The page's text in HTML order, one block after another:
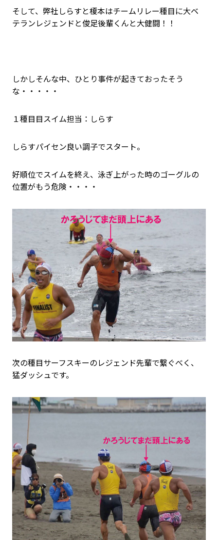
そして、弊社しらすと榎本はチームリレー種目に大ベ
テランレジェンドと俊足後輩くんと大健闘！！
しかしそんな中、ひとり事件が起きておったそう
な・・・・・
１種目目スイム担当：しらす
しらすパイセン良い調子でスタート。
好順位でスイムを終え、泳ぎ上がった時のゴーグルの
位置がもう危険・・・・
次の種目サーフスキーのレジェンド先輩で繋ぐべく、
猛ダッシュです。